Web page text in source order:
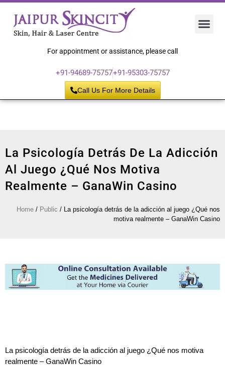
For appointment or assistance, please call
+91-94689-75757+91-95303-75757
Call Us For More Details
La Psicología Detrás De La Adicción
Al Juego ¿Qué Nos Motiva
Realmente – GanaWin Casino
Home / Public / La psicología detrás de la adicción al juego ¿Qué nos
motiva realmente – GanaWin Casino
La psicología detrás de la adicción al juego ¿Qué nos motiva
realmente – GanaWin Casino